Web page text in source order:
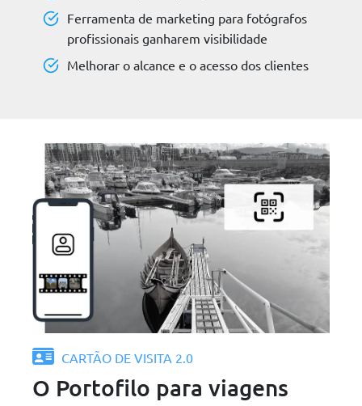
Ferramenta de marketing para fotógrafos
profissionais ganharem visibilidade
Melhorar o alcance e o acesso dos clientes
CARTÃO DE VISITA 2.0
O Portofilo para viagens